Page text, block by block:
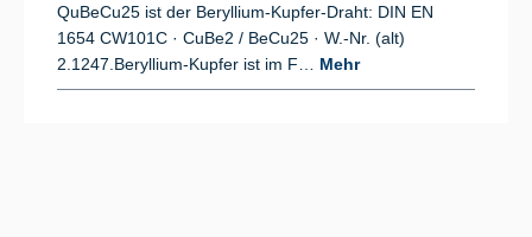
QuBeCu25 ist der Beryllium-Kupfer-Draht: DIN EN
1654 CW101C · CuBe2 / BeCu25 · W.-Nr. (alt)
2.1247.Beryllium-Kupfer ist im F… Mehr